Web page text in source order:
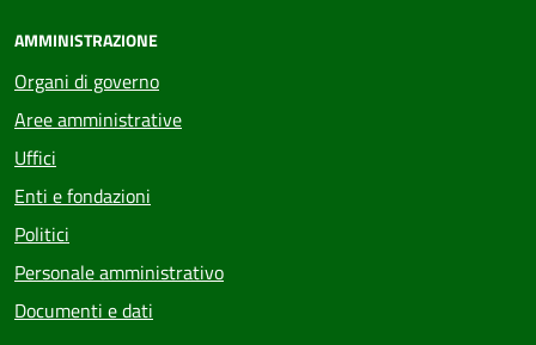
AMMINISTRAZIONE
Organi di governo
Aree amministrative
Uffici
Enti e fondazioni
Politici
Personale amministrativo
Documenti e dati